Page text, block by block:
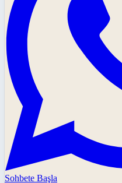
Sohbete Başla